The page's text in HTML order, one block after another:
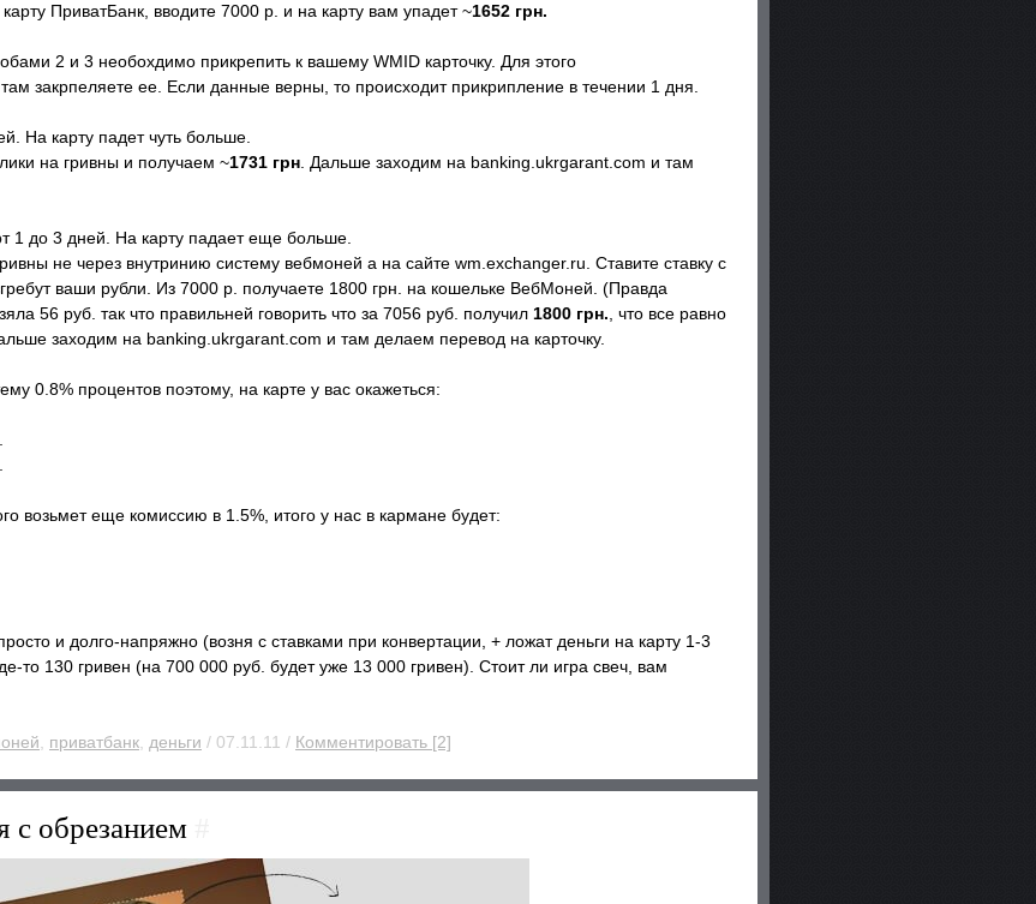
ПриватБанк, вводите 7000 р. и на карту вам упадет ~1652 грн.
2 и 3 необохдимо прикрепить к вашему WMID карточку. Для этого
закрпеляете ее. Если данные верны, то происходит прикрипление в течении 1 дня.
На карту падет чуть больше.
на гривны и получаем ~1731 грн . Дальше заходим на banking.ukrgarant.com и там
1 до 3 дней. На карту падает еще больше.
не через внутринию систему вебмоней а на сайте wm.exchanger.ru. Ставите ставку с
ваши рубли. Из 7000 р. получаете 1800 грн. на кошельке ВебМоней. (Правда
56 руб. так что правильней говорить что за 7056 руб. получил 1800 грн. , что все равно
заходим на banking.ukrgarant.com и там делаем перевод на карточку.
0.8% процентов поэтому, на карте у вас окажеться:
возьмет еще комиссию в 1.5%, итого у нас в кармане будет:
и долго-напряжно (возня с ставками при конвертации, + ложат деньги на карту 1-3
то 130 гривен (на 700 000 руб. будет уже 13 000 гривен). Стоит ли игра свеч, вам
приватбанк деньги / 07.11.11 / Комментировать [2]
с обрезанием